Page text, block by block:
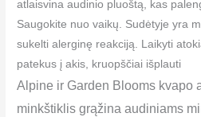
atlaisvina audinio pluoštą, kas
Saugokite nuo vaikų. Sudėtyje yra
sukelti alerginę reakciją. Laikyti
patekus į akis, kruopščiai išplauti
Alpine ir Garden Blooms kvapo
minkštiklis grąžina audiniams